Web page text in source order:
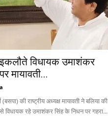
विधायक उमाशंकर
मायावती...
की राष्ट्रीय अध्यक्ष मायावती ने बलिया की
विधायक रहे उमाशंकर सिंह के निधन पर गहरा...